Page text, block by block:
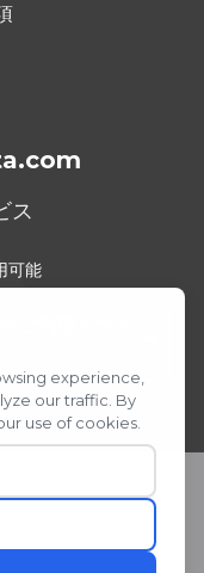
ス
可能
ご利用くださ
クリック
）による評価を受